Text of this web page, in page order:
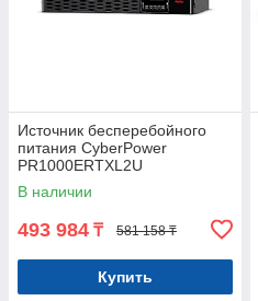
Источник бесперебойного
питания CyberPower
PR1000ERTXL2U
В наличии
493 984 ₸ 581 158 ₸
Купить